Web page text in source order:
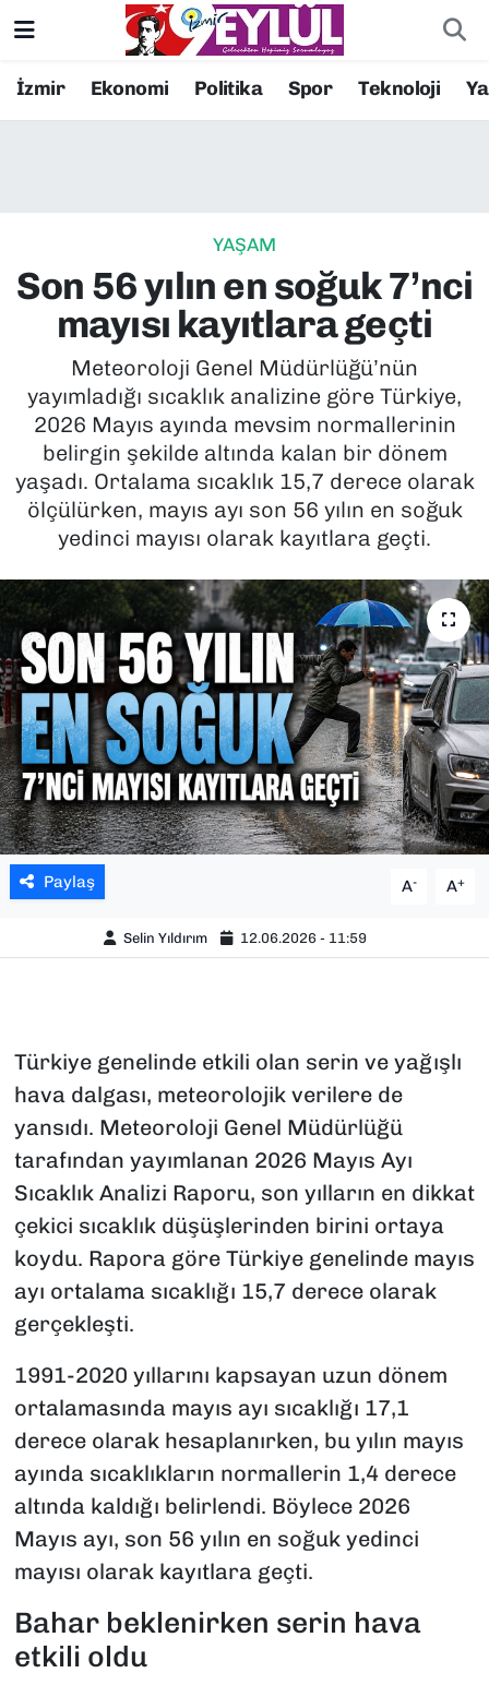
İzmir Ekonomi Politika Spor Teknoloji
YAŞAM
Son 56 yılın en soğuk 7’nci
mayısı kayıtlara geçti
Meteoroloji Genel Müdürlüğü’nün
yayımladığı sıcaklık analizine göre Türkiye,
2026 Mayıs ayında mevsim normallerinin
belirgin şekilde altında kalan bir dönem
yaşadı. Ortalama sıcaklık 15,7 derece olarak
ölçülürken, mayıs ayı son 56 yılın en soğuk
yedinci mayısı olarak kayıtlara geçti.
Paylaş A- A+
Selin Yıldırım 12.06.2026 - 11:59
Türkiye genelinde etkili olan serin ve yağışlı
hava dalgası, meteorolojik verilere de
yansıdı. Meteoroloji Genel Müdürlüğü
tarafından yayımlanan 2026 Mayıs Ayı
Sıcaklık Analizi Raporu, son yılların en dikkat
çekici sıcaklık düşüşlerinden birini ortaya
koydu. Rapora göre Türkiye genelinde mayıs
ayı ortalama sıcaklığı 15,7 derece olarak
gerçekleşti.
1991-2020 yıllarını kapsayan uzun dönem
ortalamasında mayıs ayı sıcaklığı 17,1
derece olarak hesaplanırken, bu yılın mayıs
ayında sıcaklıkların normallerin 1,4 derece
altında kaldığı belirlendi. Böylece 2026
Mayıs ayı, son 56 yılın en soğuk yedinci
mayısı olarak kayıtlara geçti.
Bahar beklenirken serin hava
etkili oldu
Resmi İlanlar
EKONOMİ
KÜLTÜR SANAT
MAGAZİN
POLİTİKA
SAĞLIK
SPOR
TEKNOLOJİ
YAŞAM
YEREL YÖNETİMLER
Konak Nöbetçi Eczaneler
Süper Lig Puan Durumu ve Fikstür
Tüm Manşetler
Son Dakika Haberleri
Haber Arşivi